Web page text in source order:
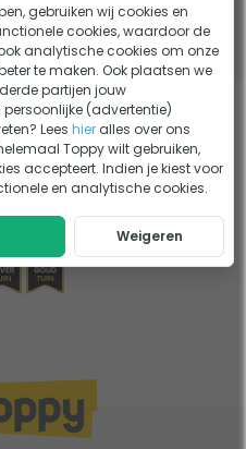
gebruiken wij cookies en
cookies, waardoor de
analytische cookies om onze
te maken. Ook plaatsen we
partijen jouw
(advertentie)
Leeshier alles over ons
Toppy wilt gebruiken,
accepteert. Indien je kiest voor
en analytische cookies.
Weigeren